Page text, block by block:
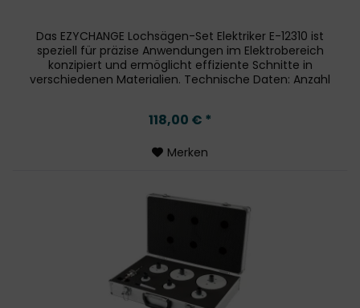
Das EZYCHANGE Lochsägen-Set Elektriker E-12310 ist
speziell für präzise Anwendungen im Elektrobereich
konzipiert und ermöglicht effiziente Schnitte in
verschiedenen Materialien. Technische Daten: Anzahl
118,00 € *
Merken